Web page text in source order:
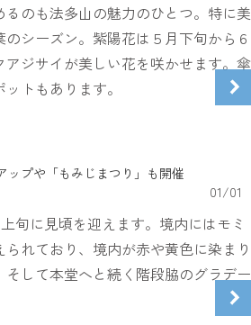
のも法多山の魅力のひとつ。特に美
シーズン。紫陽花は５月下旬から６
アジサイが美しい花を咲かせます。傘
トもあります。
ップや「もみじまつり」も開催
01/01
旬に見頃を迎えます。境内にはモミ
れており、境内が赤や黄色に染まり
そして本堂へと続く階段脇のグラデー